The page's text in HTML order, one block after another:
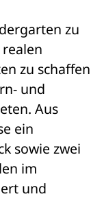
zu
zu schaffen
und
Aus
ein
sowie zwei
im
und